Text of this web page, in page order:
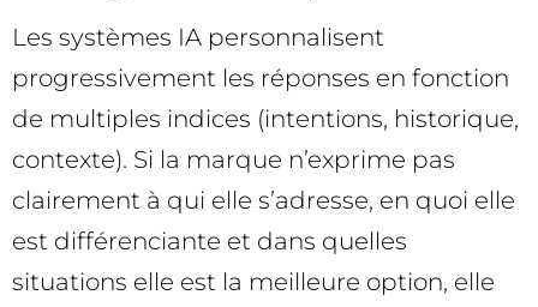
Les systèmes IA personnalisent
progressivement les réponses en fonction
de multiples indices (intentions, historique,
contexte). Si la marque n’exprime pas
clairement à qui elle s’adresse, en quoi elle
est différenciante et dans quelles
situations elle est la meilleure option, elle